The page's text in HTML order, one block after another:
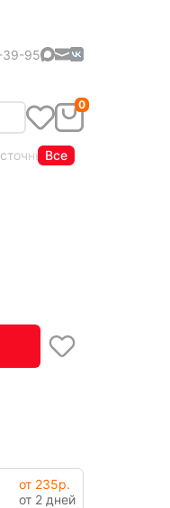
39-95
0
стиль
Все
от 235р.
от 2 дней